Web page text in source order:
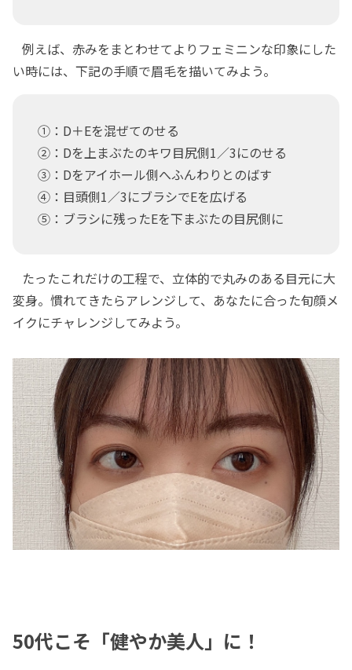
例えば、赤みをまとわせてよりフェミニンな印象にした
い時には、下記の手順で眉毛を描いてみよう。
①：D＋Eを混ぜてのせる
②：Dを上まぶたのキワ目尻側1／3にのせる
③：Dをアイホール側へふんわりとのばす
④：目頭側1／3にブラシでEを広げる
⑤：ブラシに残ったEを下まぶたの目尻側に
たったこれだけの工程で、立体的で丸みのある目元に大
変身。慣れてきたらアレンジして、あなたに合った旬顔メ
イクにチャレンジしてみよう。
50代こそ「健やか美人」に！